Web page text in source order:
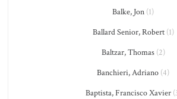
Balke, Jon (1)
Ballard Senior, Robert(1)
Baltzar, Thomas(2)
Banchieri, Adriano (4)
Baptista, Francisco Xavier